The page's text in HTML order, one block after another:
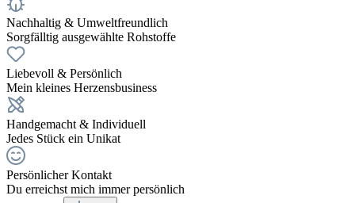
Nachhaltig & Umweltfreundlich
Sorgfälltig ausgewählte Rohstoffe
Liebevoll & Persönlich
Mein kleines Herzensbusiness
Handgemacht & Individuell
Jedes Stück ein Unikat
Persönlicher Kontakt
Du erreichst mich immer persönlich